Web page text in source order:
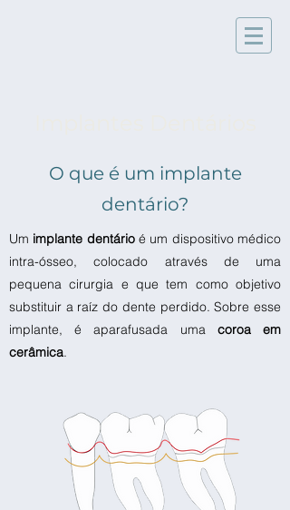
O que é um implante
dentário?
Um implante dentárioé um dispositivo médico
intra-ósseo, colocado através de uma
pequena cirurgia e que tem como objetivo
substituir a raíz do dente perdido. Sobre esse
implante, é aparafusada uma coroa em
cerâmica.